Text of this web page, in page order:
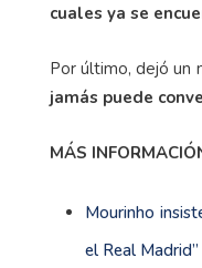
cuales ya se
Por último, dejó un
jamás puede
MÁS
Mourinho
el Real Madrid”